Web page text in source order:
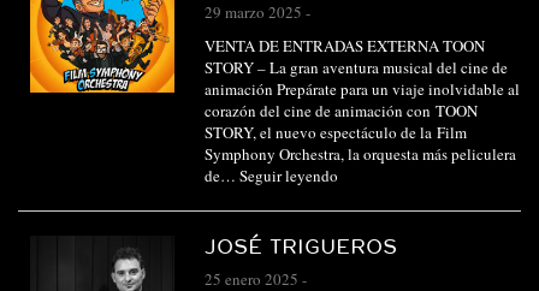
29 marzo 2025 -
VENTA DE ENTRADAS EXTERNA TOON
STORY – La gran aventura musical del cine de
animación Prepárate para un viaje inolvidable al
corazón del cine de animación con TOON
STORY, el nuevo espectáculo de la Film
Symphony Orchestra, la orquesta más peliculera
de… Seguir leyendo
JOSÉ TRIGUEROS
25 enero 2025 -